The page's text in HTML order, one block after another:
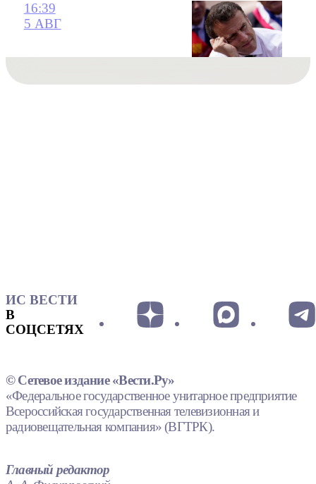
16:39
5 АВГ
ИС ВЕСТИ
В
СОЦСЕТЯХ
© Сетевое издание «Вести.Ру»
«Федеральное государственное унитарное предприятие
Всероссийская государственная телевизионная и
радиовещательная компания» (ВГТРК).
Главный редактор